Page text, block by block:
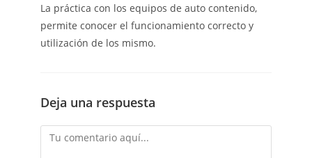
La práctica con los equipos de auto contenido,
permite conocer el funcionamiento correcto y
utilización de los mismo.
Deja una respuesta